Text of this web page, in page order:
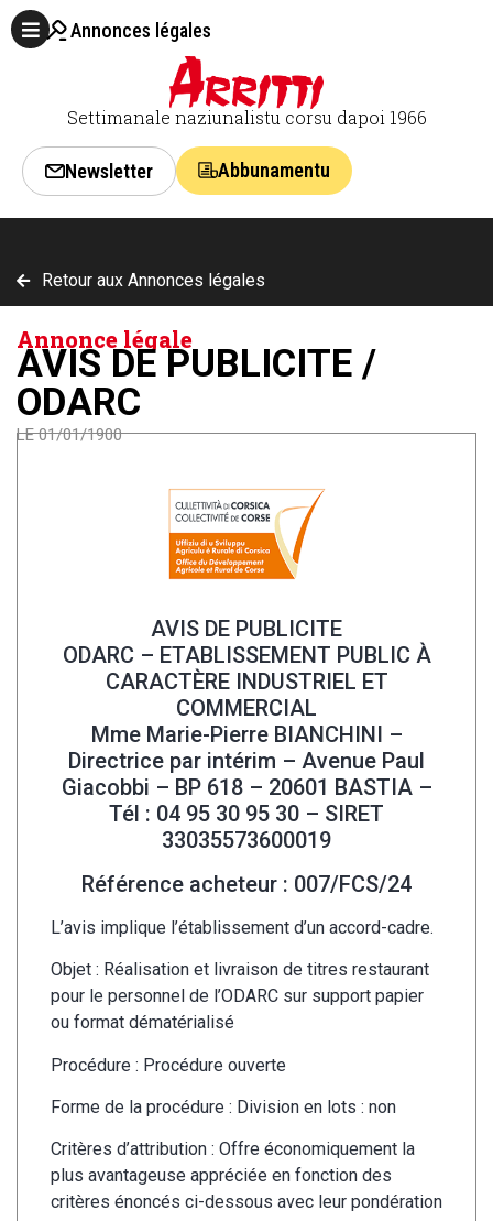
Annonces légales
Settimanale naziunalistu corsu dapoi 1966
Newsletter Abbunamentu
Retour aux Annonces légales
Annonce légale
AVIS DE PUBLICITE /
ODARC
LE 01/01/1900
AVIS DE PUBLICITE
ODARC – ETABLISSEMENT PUBLIC À
CARACTÈRE INDUSTRIEL ET
COMMERCIAL
Mme Marie-Pierre BIANCHINI –
Directrice par intérim – Avenue Paul
Giacobbi – BP 618 – 20601 BASTIA –
Tél : 04 95 30 95 30 – SIRET
33035573600019
Référence acheteur : 007/FCS/24
L’avis implique l’établissement d’un accord-cadre.
Objet : Réalisation et livraison de titres restaurant
pour le personnel de l’ODARC sur support papier
ou format dématérialisé
Procédure : Procédure ouverte
Forme de la procédure : Division en lots : non
Critères d’attribution : Offre économiquement la
plus avantageuse appréciée en fonction des
critères énoncés ci-dessous avec leur pondération